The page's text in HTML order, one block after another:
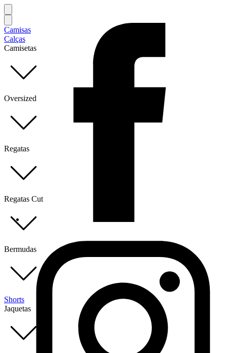
Camisas
Calças
Camisetas
Oversized
Regatas
Regatas Cut
Bermudas
Shorts
Jaquetas